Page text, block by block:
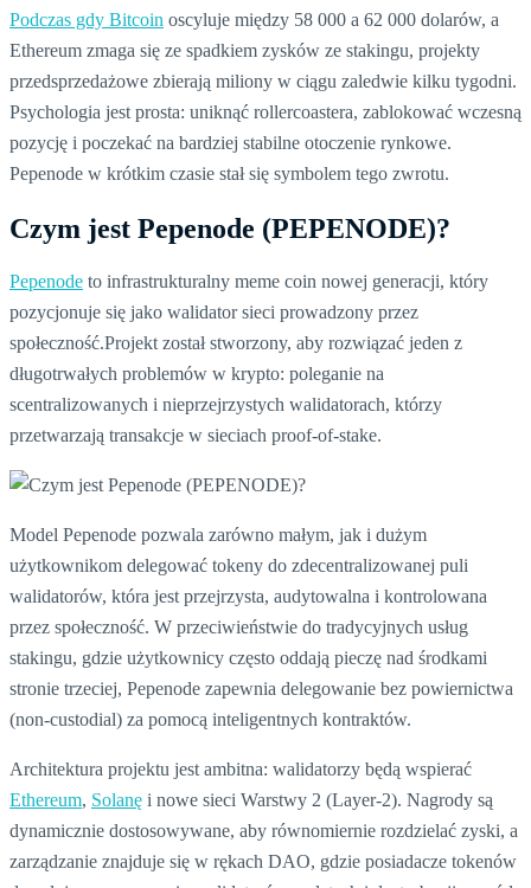
Podczas gdy Bitcoin oscyluje między 58 000 a 62 000 dolarów, a
Ethereum zmaga się ze spadkiem zysków ze stakingu, projekty
przedsprzedażowe zbierają miliony w ciągu zaledwie kilku tygodni.
Psychologia jest prosta: uniknąć rollercoastera, zablokować wczesną
pozycję i poczekać na bardziej stabilne otoczenie rynkowe.
Pepenode w krótkim czasie stał się symbolem tego zwrotu.
Czym jest Pepenode (PEPENODE)?
Pepenode to infrastrukturalny meme coin nowej generacji, który
pozycjonuje się jako walidator sieci prowadzony przez
społeczność.Projekt został stworzony, aby rozwiązać jeden z
długotrwałych problemów w krypto: poleganie na
scentralizowanych i nieprzejrzystych walidatorach, którzy
przetwarzają transakcje w sieciach proof-of-stake.
Model Pepenode pozwala zarówno małym, jak i dużym
użytkownikom delegować tokeny do zdecentralizowanej puli
walidatorów, która jest przejrzysta, audytowalna i kontrolowana
przez społeczność. W przeciwieństwie do tradycyjnych usług
stakingu, gdzie użytkownicy często oddają pieczę nad środkami
stronie trzeciej, Pepenode zapewnia delegowanie bez powiernictwa
(non-custodial) za pomocą inteligentnych kontraktów.
Architektura projektu jest ambitna: walidatorzy będą wspierać
Ethereum, Solanę i nowe sieci Warstwy 2 (Layer-2). Nagrody są
dynamicznie dostosowywane, aby równomiernie rozdzielać zyski, a
zarządzanie znajduje się w rękach DAO, gdzie posiadacze tokenów